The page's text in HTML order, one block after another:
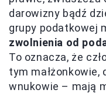
darowizny bądź
grupy podatkowej
zwolnienia od
To oznacza, że
tym małżonkowie,
wnukowie – mają